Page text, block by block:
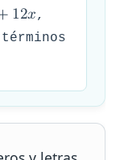
12𝑥,